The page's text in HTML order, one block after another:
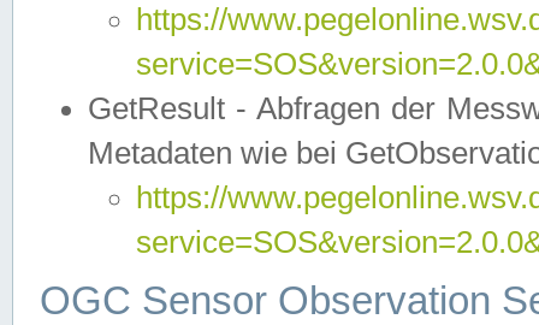
https://
GetResult - Abfragen der
Metadaten wie bei
https://
OGC Sensor Observation